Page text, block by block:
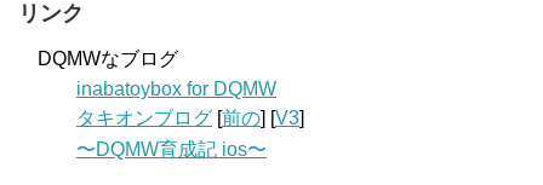
リンク
DQMWなブログ
inabatoybox for DQMW
タキオンブログ [前の] [V3]
〜DQMW育成記 ios〜